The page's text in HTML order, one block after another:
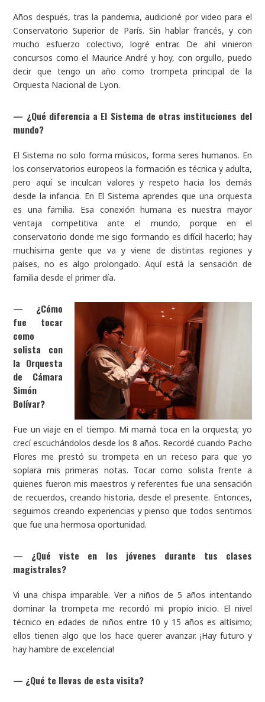
Años después, tras la pandemia, audicioné por video para el
Conservatorio Superior de París. Sin hablar francés, y con
mucho esfuerzo colectivo, logré entrar. De ahí vinieron
concursos como el Maurice André y hoy, con orgullo, puedo
decir que tengo un año como trompeta principal de la
Orquesta Nacional de Lyon.
— ¿Qué diferencia a El Sistema de otras instituciones del
mundo?
El Sistema no solo forma músicos, forma seres humanos. En
los conservatorios europeos la formación es técnica y adulta,
pero aquí se inculcan valores y respeto hacia los demás
desde la infancia. En El Sistema aprendes que una orquesta
es una familia. Esa conexión humana es nuestra mayor
ventaja competitiva ante el mundo, porque en el
conservatorio donde me sigo formando es difícil hacerlo; hay
muchísima gente que va y viene de distintas regiones y
países, no es algo prolongado. Aquí está la sensación de
familia desde el primer día.
— ¿Cómo
fue tocar
como
solista con
la Orquesta
de Cámara
Simón
Bolívar?
Fue un viaje en el tiempo. Mi mamá toca en la orquesta; yo
crecí escuchándolos desde los 8 años. Recordé cuando Pacho
Flores me prestó su trompeta en un receso para que yo
soplara mis primeras notas. Tocar como solista frente a
quienes fueron mis maestros y referentes fue una sensación
de recuerdos, creando historia, desde el presente. Entonces,
seguimos creando experiencias y pienso que todos sentimos
que fue una hermosa oportunidad.
— ¿Qué viste en los jóvenes durante tus clases
magistrales?
Vi una chispa imparable. Ver a niños de 5 años intentando
dominar la trompeta me recordó mi propio inicio. El nivel
técnico en edades de niños entre 10 y 15 años es altísimo;
ellos tienen algo que los hace querer avanzar. ¡Hay futuro y
hay hambre de excelencia!
— ¿Qué te llevas de esta visita?